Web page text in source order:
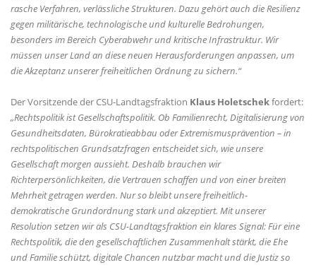
rasche Verfahren, verlässliche Strukturen. Dazu gehört auch die Resilienz
gegen militärische, technologische und kulturelle Bedrohungen,
besonders im Bereich Cyberabwehr und kritische Infrastruktur. Wir
müssen unser Land an diese neuen Herausforderungen anpassen, um
die Akzeptanz unserer freiheitlichen Ordnung zu sichern.“
Der Vorsitzende der CSU-Landtagsfraktion Klaus Holetschekfordert:
Rechtspolitik ist Gesellschaftspolitik. Ob Familienrecht, Digitalisierung von
Gesundheitsdaten, Bürokratieabbau oder Extremismusprävention – in
rechtspolitischen Grundsatzfragen entscheidet sich, wie unsere
Gesellschaft morgen aussieht. Deshalb brauchen wir
Richterpersönlichkeiten, die Vertrauen schaffen und von einer breiten
Mehrheit getragen werden. Nur so bleibt unsere freiheitlich-
demokratische Grundordnung stark und akzeptiert. Mit unserer
Resolution setzen wir als CSU-Landtagsfraktion ein klares Signal: Für eine
Rechtspolitik, die den gesellschaftlichen Zusammenhalt stärkt, die Ehe
und Familie schützt, digitale Chancen nutzbar macht und die Justiz so